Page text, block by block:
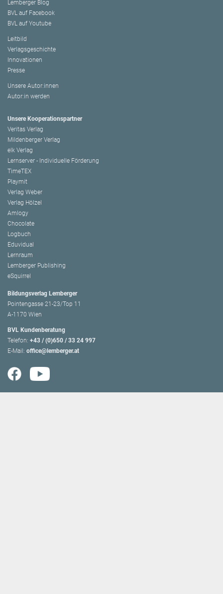
Lemberger Blog
BVL auf Facebook
BVL auf Youtube
Leitbild
Verlagsgeschichte
Innovationen
Presse
Unsere Autor:innen
Autor:in werden
Unsere Kooperationspartner
Veritas Verlag
Mildenberger Verlag
elk Verlag
Lernserver - Individuelle Förderung
TimeTEX
Playmit
Verlag Weber
Verlag Hölzel
Amlogy
Chocolate
Logbuch
Eduvidual
Lernraum
Lemberger Publishing
eSquirrel
Bildungsverlag Lemberger
Pointengasse 21-23/Top 11
A-1170 Wien
BVL Kundenberatung
Telefon: +43 / (0)650 / 33 24 997
E-Mail: office@lemberger.at